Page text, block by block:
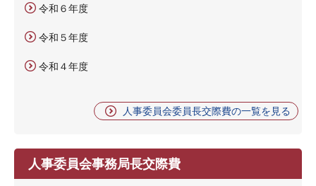
令和６年度
令和５年度
令和４年度
人事委員会委員長交際費の一覧を見る
人事委員会事務局長交際費